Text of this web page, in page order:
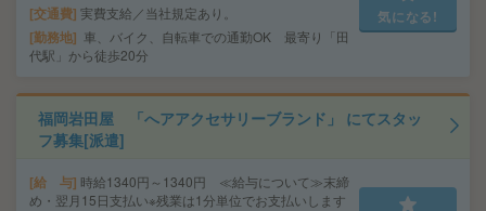
交通費 実費支給／当社規定あり。
勤務地 車、バイク、自転車での通勤OK 最寄り「田
代駅」から徒歩20分
気になる!
福岡岩田屋 「へアアクセサリーブランド」 にてスタッ
フ募集[派遣]
給 与 時給1340円～1340円 ≪給与について≫末締
め・翌月15日支払い※残業は1分単位でお支払いします